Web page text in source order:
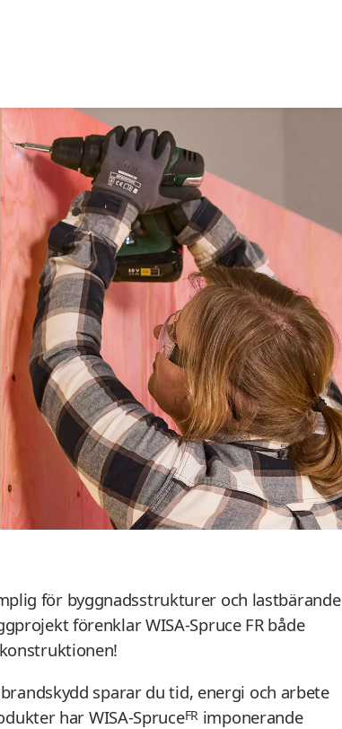
för byggnadsstrukturer och lastbärande
förenklar WISA-Spruce FR både
sparar du tid, energi och arbete
har WISA-SpruceFR imponerande